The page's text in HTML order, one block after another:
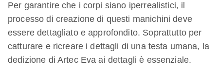
Per garantire che i corpi siano iperrealistici, il
processo di creazione di questi manichini deve
essere dettagliato e approfondito. Soprattutto per
catturare e ricreare i dettagli di una testa umana, la
dedizione di Artec Eva ai dettagli è essenziale.